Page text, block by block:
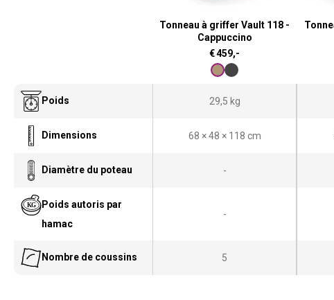
Tonneau à griffer Vault 118 -
Cappuccino
€459,-
Poids 29,5 kg
Dimensions 68 × 48 × 118 cm
Diamètre du poteau -
Poids autoris par
hamac
-
Nombre de coussins 5